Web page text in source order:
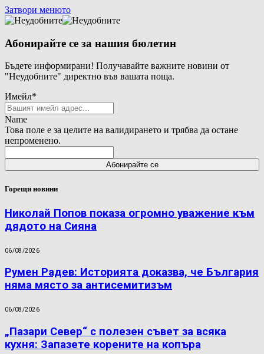
Затвори менюто
Абонирайте се за нашия бюлетин
Бъдете информирани! Получавайте важните новини от
"Неудобните" директно във вашата поща.
Имейл*
Name
Това поле е за целите на валидирането и трябва да остане
непроменено.
Горещи новини
Николай Попов показа огромно уважение към
дядото на Сияна
06/08/2026
Румен Радев: Историята доказва, че България
няма място за антисемитизъм
06/08/2026
„Пазари Север“ с полезен съвет за всяка
кухня: Запазете корените на копъра